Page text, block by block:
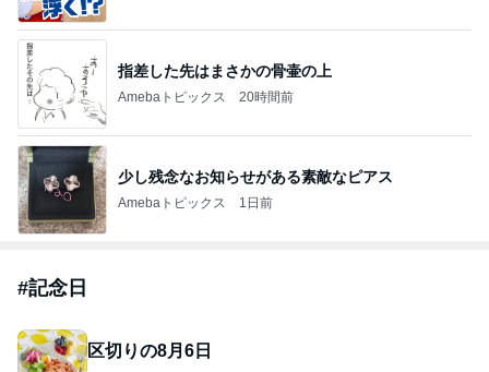
指差した先はまさかの骨壷の上
Amebaトピックス 20時間前
少し残念なお知らせがある素敵なピアス
Amebaトピックス 1日前
#記念日
区切りの8月6日